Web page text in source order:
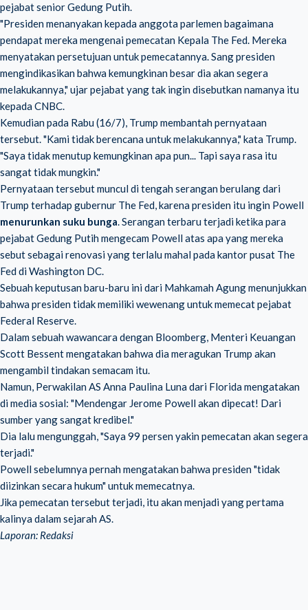
pejabat senior Gedung Putih.
"Presiden menanyakan kepada anggota parlemen bagaimana
pendapat mereka mengenai pemecatan Kepala The Fed. Mereka
menyatakan persetujuan untuk pemecatannya. Sang presiden
mengindikasikan bahwa kemungkinan besar dia akan segera
melakukannya," ujar pejabat yang tak ingin disebutkan namanya itu
kepada CNBC.
Kemudian pada Rabu (16/7), Trump membantah pernyataan
tersebut. "Kami tidak berencana untuk melakukannya," kata Trump.
"Saya tidak menutup kemungkinan apa pun... Tapi saya rasa itu
sangat tidak mungkin."
Pernyataan tersebut muncul di tengah serangan berulang dari
Trump terhadap gubernur The Fed, karena presiden itu ingin Powell
menurunkan suku bunga. Serangan terbaru terjadi ketika para
pejabat Gedung Putih mengecam Powell atas apa yang mereka
sebut sebagai renovasi yang terlalu mahal pada kantor pusat The
Fed di Washington DC.
Sebuah keputusan baru-baru ini dari Mahkamah Agung menunjukkan
bahwa presiden tidak memiliki wewenang untuk memecat pejabat
Federal Reserve.
Dalam sebuah wawancara dengan Bloomberg, Menteri Keuangan
Scott Bessent mengatakan bahwa dia meragukan Trump akan
mengambil tindakan semacam itu.
Namun, Perwakilan AS Anna Paulina Luna dari Florida mengatakan
di media sosial: "Mendengar Jerome Powell akan dipecat! Dari
sumber yang sangat kredibel."
Dia lalu mengunggah, "Saya 99 persen yakin pemecatan akan segera
terjadi."
Powell sebelumnya pernah mengatakan bahwa presiden "tidak
diizinkan secara hukum" untuk memecatnya.
Jika pemecatan tersebut terjadi, itu akan menjadi yang pertama
kalinya dalam sejarah AS.
Laporan: Redaksi